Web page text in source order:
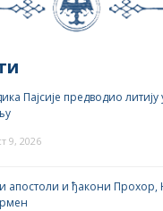
Пајсије предводио
9, 2026
апостоли и ђакони